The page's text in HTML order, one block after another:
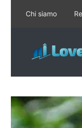
contenuto
Chi siamo